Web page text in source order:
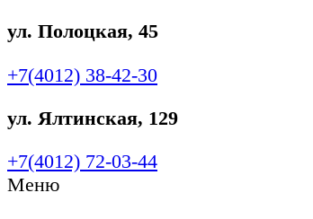
ул. Полоцкая, 45
+7(4012) 38-42-30
ул. Ялтинская, 129
+7(4012) 72-03-44
Меню